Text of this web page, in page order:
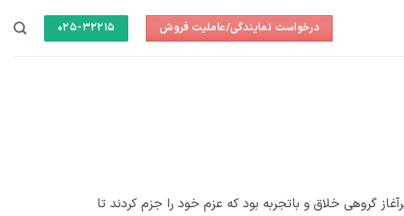
درخواست نمایندگی/عاملیت فروش 025-32215
سرآغاز گروهی خلاق و باتجربه بود که عزم خود را جزم کردند تا